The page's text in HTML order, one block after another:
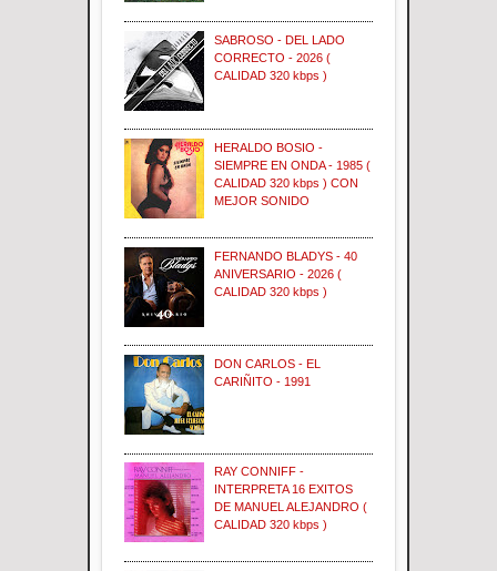
SABROSO - DEL LADO
CORRECTO - 2026 (
CALIDAD 320 kbps )
HERALDO BOSIO -
SIEMPRE EN ONDA - 1985 (
CALIDAD 320 kbps ) CON
MEJOR SONIDO
FERNANDO BLADYS - 40
ANIVERSARIO - 2026 (
CALIDAD 320 kbps )
DON CARLOS - EL
CARIÑITO - 1991
RAY CONNIFF -
INTERPRETA 16 EXITOS
DE MANUEL ALEJANDRO (
CALIDAD 320 kbps )